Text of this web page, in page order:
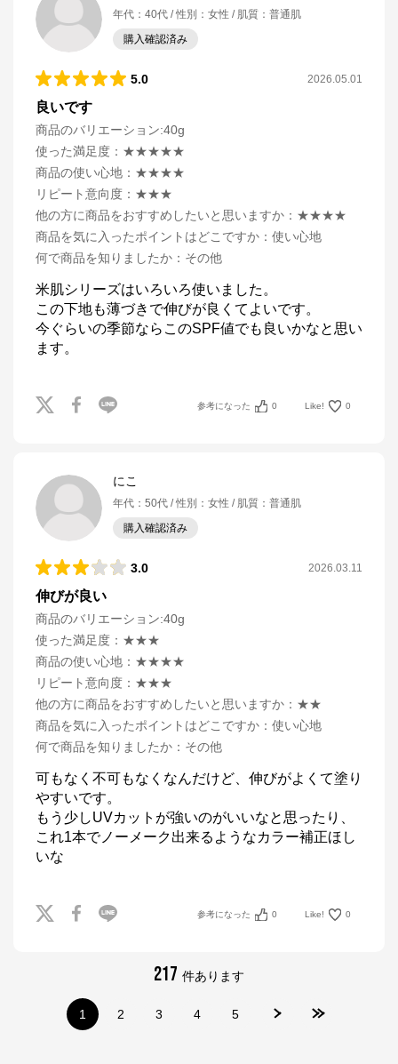
年代 ： 40代 性別 ： 女性 肌質 ： 普通肌
購入確認済み
5.0 2026.05.01
良いです
商品のバリエーション:40g
使った満足度 ： ★★★★★
商品の使い心地 ： ★★★★
リピート意向度 ： ★★★
他の方に商品をおすすめしたいと思いますか ： ★★★★
商品を気に入ったポイントはどこですか ： 使い心地
何で商品を知りましたか ： その他
米肌シリーズはいろいろ使いました。
この下地も薄づきで伸びが良くてよいです。
今ぐらいの季節ならこのSPF値でも良いかなと思い
ます。
参考になった 0 Like! 0
にこ
年代 ： 50代 性別 ： 女性 肌質 ： 普通肌
購入確認済み
3.0 2026.03.11
伸びが良い
商品のバリエーション:40g
使った満足度 ： ★★★
商品の使い心地 ： ★★★★
リピート意向度 ： ★★★
他の方に商品をおすすめしたいと思いますか ： ★★
商品を気に入ったポイントはどこですか ： 使い心地
何で商品を知りましたか ： その他
可もなく不可もなくなんだけど、伸びがよくて塗り
やすいです。
もう少しUVカットが強いのがいいなと思ったり、
これ1本でノーメーク出来るようなカラー補正ほし
いな
参考になった 0 Like! 0
217 件あります
1 2 3 4 5